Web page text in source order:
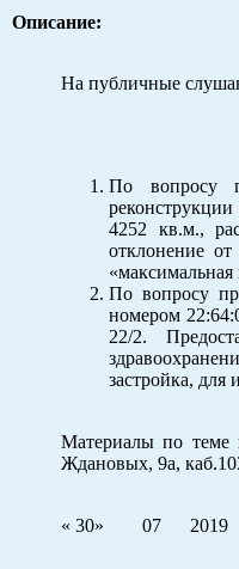
Описание:
На публичные
По вопросу
4252 кв.м.,
отклонение от
«максимальная
По вопросу
номером
22/2.
застройка, для
Материалы по теме
Ждановых, 9а,
« 30» 07 2019